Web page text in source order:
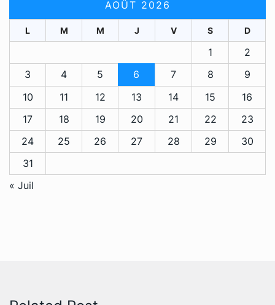
AOÛT 2026
L M M J V S D
1
2
3
4 5 6 7 8
9
10
11 12 13 14 15
16
17
18 19 20 21 22
23
24
25 26 27 28 29
30
31
« Juil